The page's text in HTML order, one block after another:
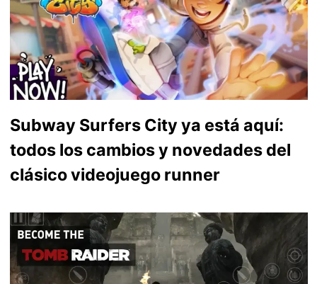
Subway Surfers City ya está aquí:
todos los cambios y novedades del
clásico videojuego runner